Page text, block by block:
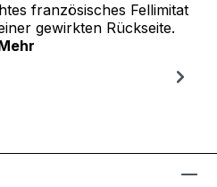
französisches Fellimitat
gewirkten Rückseite.